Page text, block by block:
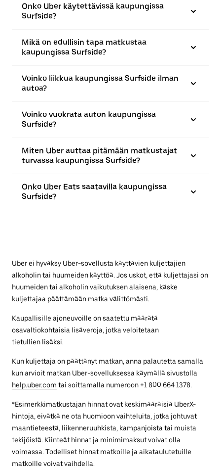
Onko Uber käytettävissä kaupungissa
Surfside?
Mikä on edullisin tapa matkustaa
kaupungissa Surfside?
Voinko liikkua kaupungissa Surfside ilman
autoa?
Voinko vuokrata auton kaupungissa
Surfside?
Miten Uber auttaa pitämään matkustajat
turvassa kaupungissa Surfside?
Onko Uber Eats saatavilla kaupungissa
Surfside?
Uber ei hyväksy Uber-sovellusta käyttävien kuljettajien
alkoholin tai huumeiden käyttöä. Jos uskot, että kuljettajasi on
huumeiden tai alkoholin vaikutuksen alaisena, käske
kuljettajaa päättämään matka välittömästi.
Kaupallisille ajoneuvoille on saatettu määrätä
osavaltiokohtaisia lisäveroja, jotka veloitetaan
tietullien lisäksi.
Kun kuljettaja on päättänyt matkan, anna palautetta samalla
kun arvioit matkan Uber-sovelluksessa käymällä sivustolla
help.uber.com tai soittamalla numeroon +1 800 664 1378.
*Esimerkkimatkustajan hinnat ovat keskimääräisiä UberX-
hintoja, eivätkä ne ota huomioon vaihteluita, jotka johtuvat
maantieteestä, liikenneruuhkista, kampanjoista tai muista
tekijöistä. Kiinteät hinnat ja minimimaksut voivat olla
voimassa. Todelliset hinnat matkoille ja aikataulutetuille
matkoille voivat vaihdella.